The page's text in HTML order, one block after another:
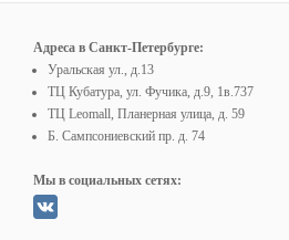
Адреса в Санкт-Петербурге:
Уральская ул., д.13
ТЦ Кубатура, ул. Фучика, д.9, 1в.737
ТЦ Leomall, Планерная улица, д. 59
Б. Сампсониевский пр. д. 74
Мы в социальных сетях: